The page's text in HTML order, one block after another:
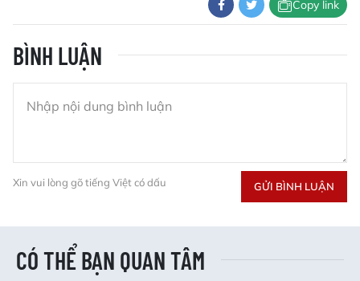
Copy link
BÌNH LUẬN
Xin vui lòng gõ tiếng Việt có dấu GỬI BÌNH LUẬN
CÓ THỂ BẠN QUAN TÂM